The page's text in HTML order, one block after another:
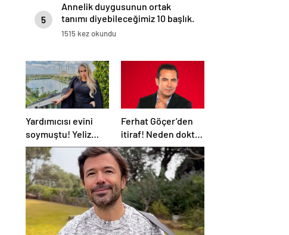
5
Annelik duygusunun ortak
tanımı diyebileceğimiz 10 başlık.
1515 kez okundu
Yardımıcısı evini
soymuştu! Yeliz
Yeşilmen isyan etti
Ferhat Göçer’den
itiraf! Neden doktor
olduğunu açıkladı